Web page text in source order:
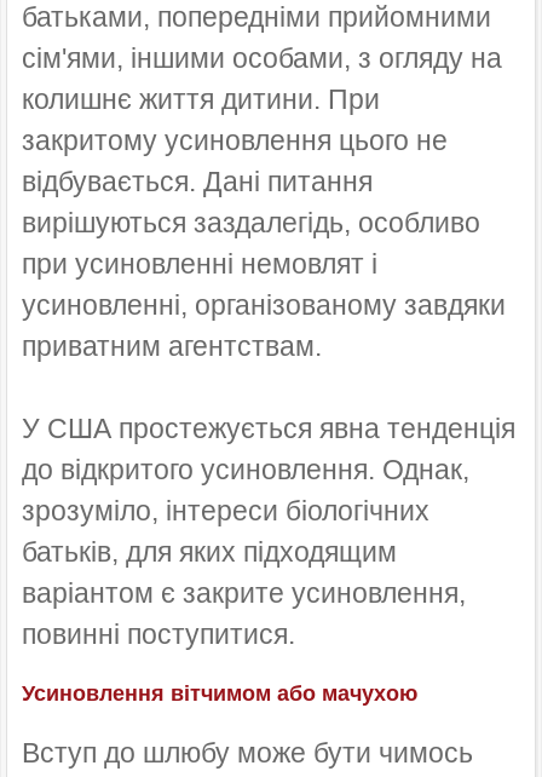
батьками, попередніми прийомними
сім'ями, іншими особами, з огляду на
колишнє життя дитини. При
закритому усиновлення цього не
відбувається. Дані питання
вирішуються заздалегідь, особливо
при усиновленні немовлят і
усиновленні, організованому завдяки
приватним агентствам.
У США простежується явна тенденція
до відкритого усиновлення. Однак,
зрозуміло, інтереси біологічних
батьків, для яких підходящим
варіантом є закрите усиновлення,
повинні поступитися.
Усиновлення вітчимом або мачухою
Вступ до шлюбу може бути чимось